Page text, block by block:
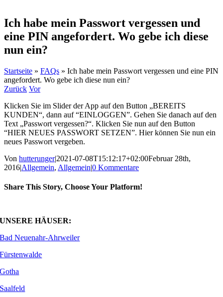
Ich habe mein Passwort vergessen und
eine PIN angefordert. Wo gebe ich diese
nun ein?
Startseite » FAQs » Ich habe mein Passwort vergessen und eine PIN
angefordert. Wo gebe ich diese nun ein?
Zurück Vor
Klicken Sie im Slider der App auf den Button „BEREITS
KUNDEN“, dann auf “EINLOGGEN”. Gehen Sie danach auf den
Text „Passwort vergessen?“. Klicken Sie nun auf den Button
“HIER NEUES PASSWORT SETZEN”. Hier können Sie nun ein
neues Passwort vergeben.
Von hutterunger|2021-07-08T15:12:17+02:00Februar 28th,
2016|Allgemein, Allgemein|0 Kommentare
Share This Story, Choose Your Platform!
UNSERE HÄUSER:
Bad Neuenahr-Ahrweiler
Fürstenwalde
Gotha
Saalfeld